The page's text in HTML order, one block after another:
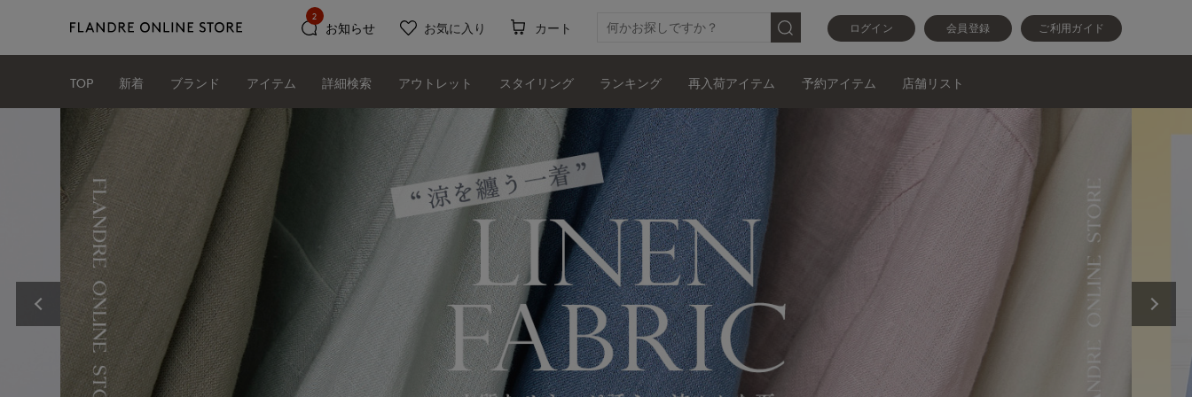
ログイン 会員登録 ご利用ガイド
お知らせ
2
お気に入り カート
TOP 新着 ブランド アイテム 詳細検索 アウトレット スタイリング ランキング 再入荷アイテム 予約アイテム 店舗リスト